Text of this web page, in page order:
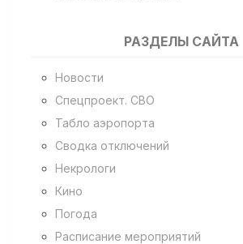
РАЗДЕЛЫ САЙТА
Новости
Спецпроект. СВО
Табло аэропорта
Сводка отключений
Некрологи
Кино
Погода
Расписание мероприятий